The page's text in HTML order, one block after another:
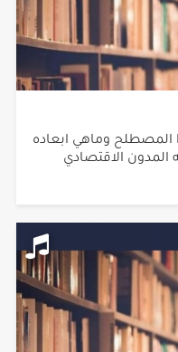
المصطلح وماهي ابعاده
الاقتصادي